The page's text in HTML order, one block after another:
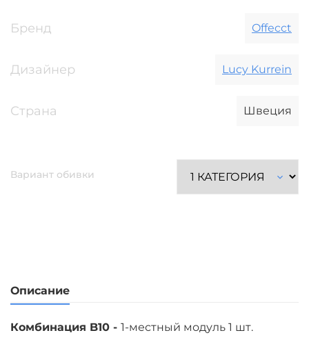
Бренд Offecct
Дизайнер Lucy Kurrein
Страна Швеция
Вариант обивки
Описание
Комбинация B10 - 1-местный модуль 1 шт.